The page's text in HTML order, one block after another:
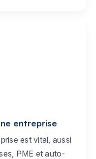
entreprise
est vital, aussi
PME et auto-